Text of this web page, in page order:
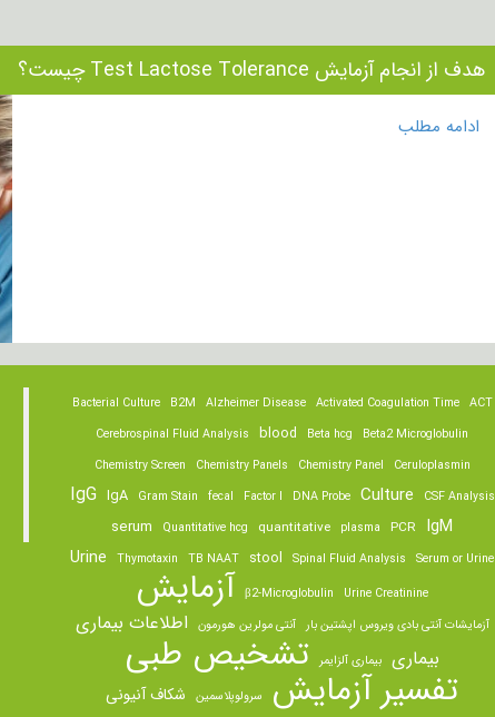
هدف از انجام آزمایش Test Lactose Tolerance چیست؟
ادامه مطلب
ACT
Activated Coagulation Time
Alzheimer Disease
B2M
Bacterial Culture
Beta2 Microglobulin
Beta hcg
blood
Cerebrospinal Fluid Analysis
Ceruloplasmin
Chemistry Panel
Chemistry Panels
Chemistry Screen
CSF Analysis
Culture
DNA Probe
Factor I
fecal
Gram Stain
IgA
IgG
IgM
PCR
plasma
quantitative
Quantitative hcg
serum
Serum or Urine
Spinal Fluid Analysis
stool
TB NAAT
Thymotaxin
Urine
Urine Creatinine
β2-Microglobulin آزمایش
آزمایشات آنتی بادی ویروس اپشتین بار آنتی مولرین هورمون اطلاعات بیماری
بیماری بیماری آلزایمر تشخیص طبی
تفسیر آزمایش سرولوپلاسمین شکاف آنیونی